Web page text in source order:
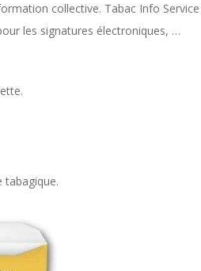
collective. Tabac Info
les signatures électroniques, …
tabagique.